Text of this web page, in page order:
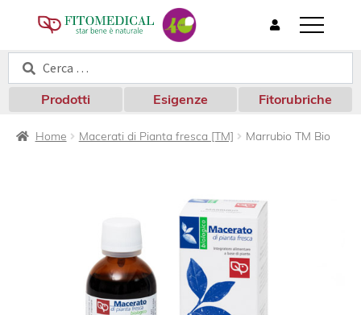
T
o
g
l
e
n
a
Cerca:
Cerca
Prodotti Esigenze Fitorubriche
Home Macerati di Pianta fresca [TM] Marrubio TM Bio